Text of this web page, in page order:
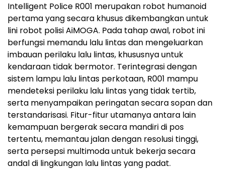
Intelligent Police R001 merupakan robot humanoid
pertama yang secara khusus dikembangkan untuk
lini robot polisi AiMOGA. Pada tahap awal, robot ini
berfungsi memandu lalu lintas dan mengeluarkan
imbauan perilaku lalu lintas, khususnya untuk
kendaraan tidak bermotor. Terintegrasi dengan
sistem lampu lalu lintas perkotaan, R001 mampu
mendeteksi perilaku lalu lintas yang tidak tertib,
serta menyampaikan peringatan secara sopan dan
terstandarisasi. Fitur-fitur utamanya antara lain
kemampuan bergerak secara mandiri di pos
tertentu, memantau jalan dengan resolusi tinggi,
serta persepsi multimoda untuk bekerja secara
andal di lingkungan lalu lintas yang padat.